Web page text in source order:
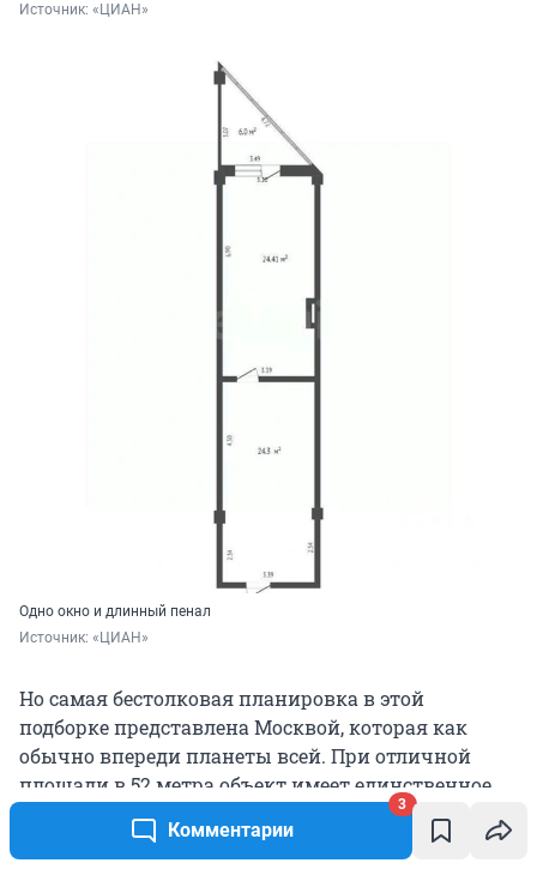
Комментарии
3
Источник: «ЦИАН»
Одно окно и длинный пенал
Источник: «ЦИАН»
Но самая бестолковая планировка в этой
подборке представлена Москвой, которая как
обычно впереди планеты всей. При отличной
площади в 52 метра объект имеет единственное
окно и мега вытянутую конфигурацию в стиле
«трамвайчик». Многие собственники, продавая